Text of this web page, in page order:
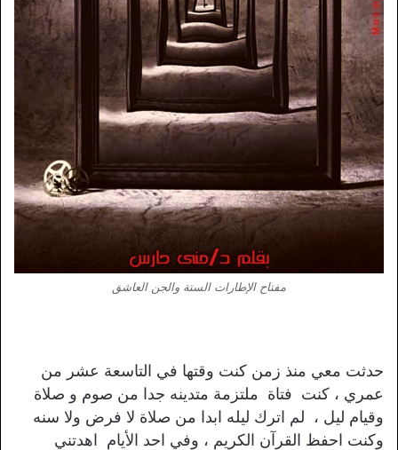
مفتاح الإطارات الستة والجن العاشق
حدثت معي منذ زمن كنت وقتها في التاسعة عشر من
عمري ، كنت فتاة ملتزمة متدينه جدا من صوم و صلاة
وقيام ليل ، لم اترك ليله ابدا من صلاة لا فرض ولا سنه
وكنت احفظ القرآن الكريم ، وفي احد الأيام اهدتني